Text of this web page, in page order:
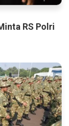
RS Polri